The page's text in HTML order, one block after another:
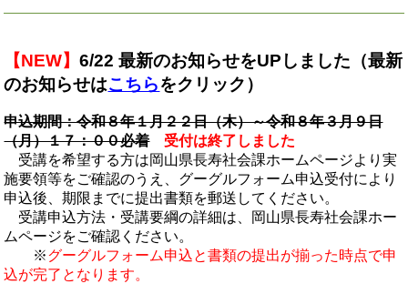
【NEW】6/22 最新のお知らせをUPしました （最新
のお知らせはこちらをクリック）
申込期間：令和８年１月２２日（木）～令和８年３月９日
（月）１７：００必着
受付は終了しました
受講を希望する方は岡山県長寿社会課ホームページより実
施要領等をご確認のうえ、グーグルフォーム申込受付により
申込後、期限までに提出書類を郵送してください。
受講申込方法・受講要綱の詳細は、岡山県長寿社会課ホー
ムページをご確認ください。
※グーグルフォーム申込と書類の提出が揃った時点で申
込が完了となります。